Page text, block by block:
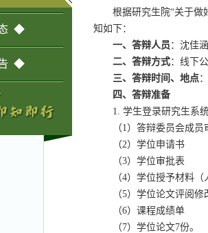
◆
◆
根据研究生院“关于做
知如下：
一、 答辩人员 ： 沈佳
二、答辩方式：线下
三、答辩时间、地点：
四、 答辩准备
1. 学生登录研究生系
（1）答辩委员会成员
（2）学位申请书
（3）学位审批表
（4）学位授予材料（
（5）学位论文评阅修
（6）课程成绩单
（7）学位论文7份。